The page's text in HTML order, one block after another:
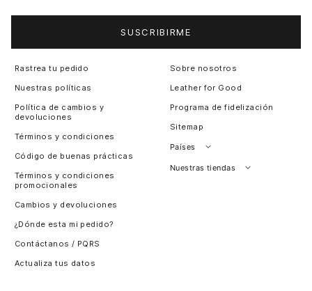
SUSCRIBIRME
Rastrea tu pedido
Nuestras políticas
Política de cambios y
devoluciones
Términos y condiciones
Código de buenas prácticas
Términos y condiciones
promocionales
Cambios y devoluciones
¿Dónde esta mi pedido?
Contáctanos / PQRS
Actualiza tus datos
Sobre nosotros
Leather for Good
Programa de fidelización
Sitemap
Países
Perú
Nuestras tiendas